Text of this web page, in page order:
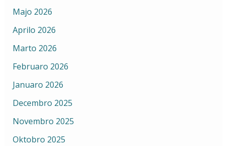
Majo 2026
Aprilo 2026
Marto 2026
Februaro 2026
Januaro 2026
Decembro 2025
Novembro 2025
Oktobro 2025